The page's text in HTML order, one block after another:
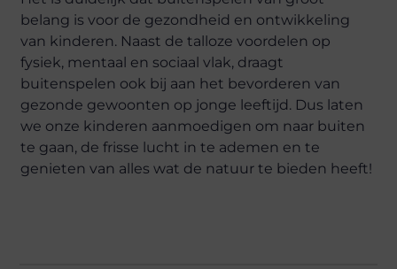
belang is voor de gezondheid en ontwikkeling
van kinderen. Naast de talloze voordelen op
fysiek, mentaal en sociaal vlak, draagt
buitenspelen ook bij aan het bevorderen van
gezonde gewoonten op jonge leeftijd. Dus laten
we onze kinderen aanmoedigen om naar buiten
te gaan, de frisse lucht in te ademen en te
genieten van alles wat de natuur te bieden heeft!